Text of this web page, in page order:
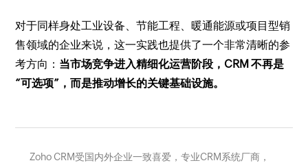
对于同样身处工业设备、节能工程、暖通能源或项目型销
售领域的企业来说，这一实践也提供了一个非常清晰的参
考方向： 当市场竞争进入精细化运营阶段，CRM 不再是
“可选项”，而是推动增长的关键基础设施。
Zoho CRM受国内外企业一致喜爱，专业CRM系统厂商，